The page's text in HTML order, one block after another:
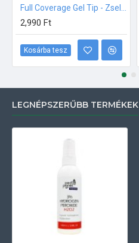
2,990 Ft
Kosárba tesz
LEGNÉPSZERŰBB TERMÉKEK